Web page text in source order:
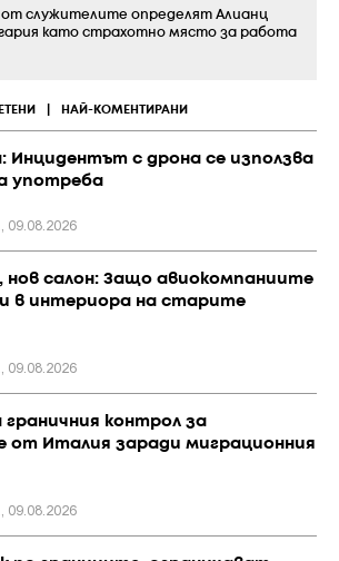
НАЙ-КОМЕНТИРАНИ
Инцидентът с дрона се използва
употреба
09.08.2026
салон: Защо авиокомпаниите
в интериора на старите
09.08.2026
контрол за
Италия заради миграционния
09.08.2026
от служителите определят Алианц
като страхотно място за работа